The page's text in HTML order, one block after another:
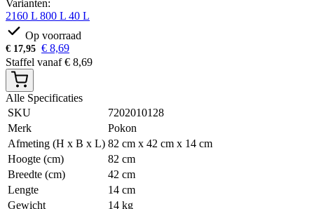
Varianten:
2160 L 800 L 40 L
Op voorraad
€ 17,95 € 8,69
Staffel vanaf€ 8,69
Alle Specificaties
SKU
7202010128
Merk
Pokon
Afmeting (H x B x L) 82 cm x 42 cm x 14 cm
Hoogte (cm)
82 cm
Breedte (cm)
42 cm
Lengte
14 cm
Gewicht
14 kg